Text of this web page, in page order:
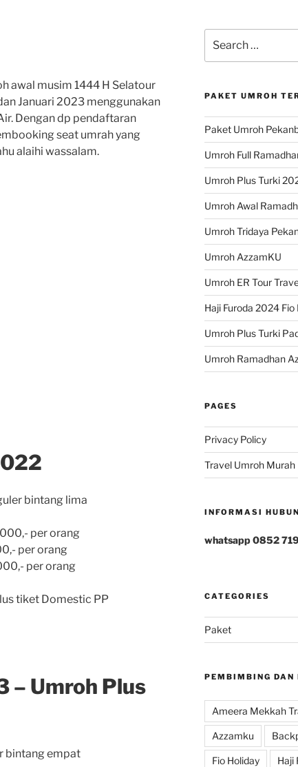
awal musim 1444 H Selatour
Januari 2023 menggunakan
Dengan dp pendaftaran
seat umrah yang
alaihi wassalam.
bintang lima
per orang
per orang
per orang
tiket Domestic PP
– Umroh Plus
bintang empat
for:
PAKET UMROH
Paket Umroh
Umroh Full
Umroh Plus Turki
Umroh Awal
Umroh Tridaya
Umroh AzzamKU
Umroh ER Tour
Haji Furoda 2024 Fio
Umroh Plus Turki
Umroh Ramadhan
PAGES
Privacy Policy
Travel Umroh Murah
INFORMASI
whatsapp 0852
CATEGORIES
Paket
PEMBIMBING DAN
Ameera Mekkah
Azzamku
Fio Holiday Haji